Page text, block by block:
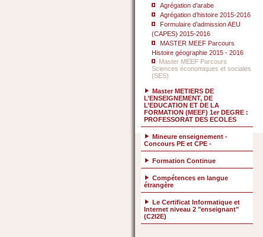
Agrégation d’arabe
Agrégation d’histoire 2015-2016
Formulaire d’admission AEU
(CAPES) 2015-2016
MASTER MEEF Parcours
Histoire géographie 2015 - 2016
Master MEEF Parcours
Sciences économiques et sociales
(SES)
Master METIERS DE
L’ENSEIGNEMENT, DE
L’EDUCATION ET DE LA
FORMATION (MEEF) 1er DEGRE :
PROFESSORAT DES ECOLES
Mineure enseignement -
Concours PE et CPE -
Formation Continue
Compétences en langue
étrangère
Le Certificat Informatique et
Internet niveau 2 "enseignant"
(C2I2E)